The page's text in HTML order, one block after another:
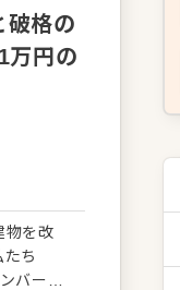
破格の
万円の
物を改
ち
バーの